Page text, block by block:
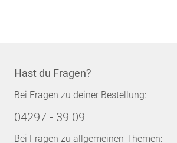
Hast du Fragen?
Bei Fragen zu deiner Bestellung:
04297 - 39 09
Bei Fragen zu allgemeinen Themen: